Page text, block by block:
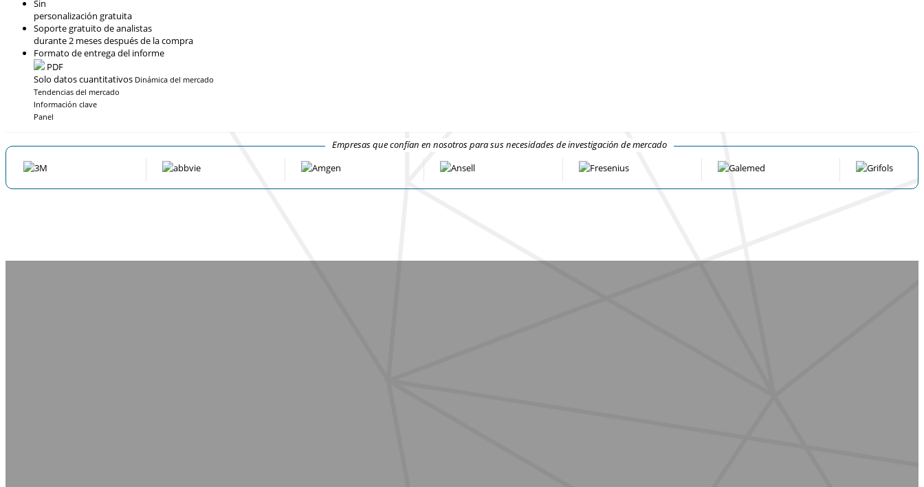
Sin
personalización gratuita
Soporte gratuito de analistas
durante 2 meses después de la compra
Formato de entrega del informe
PDF
Solo datos cuantitativos Dinámica del mercado
Tendencias del mercado
Información clave
Panel
Empresas que confían en nosotros para sus necesidades de investigación de mercado